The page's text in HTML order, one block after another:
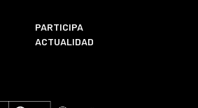
PARTICIPA
ACTUALIDAD